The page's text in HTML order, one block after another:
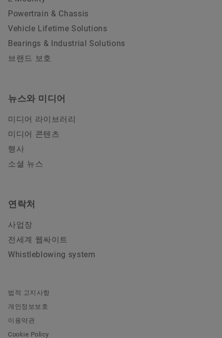
Powertrain & Chassis
Vehicle Lifetime Solutions
Bearings & Industrial Solutions
브랜드 보호
뉴스와 미디어
미디어 라이브러리
미디어 콘텐츠
행사
소셜 뉴스
연락처
사업장
전세계 웹싸이트
Whistleblowing system
법적 고지사항
개인정보보호
이용약관
Cookie Policy